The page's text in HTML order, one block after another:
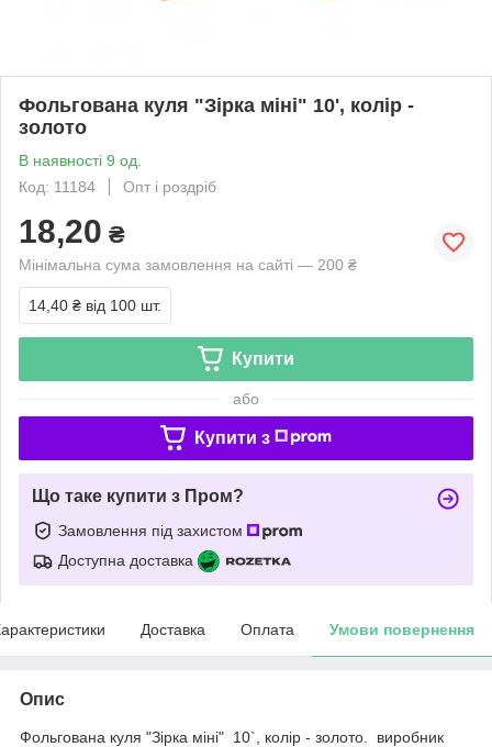
Фольгована куля "Зірка міні" 10', колір -
золото
В наявності 9 од.
Код: 11184
Опт і роздріб
18,20 ₴
Мінімальна сума замовлення на сайті — 200 ₴
14,40 ₴ від 100 шт.
Купити
або
Купити з
Що таке купити з Пром?
Замовлення під захистом
Доступна доставка
Доставка Оплата Умови повернення
Опис
Фольгована куля "Зірка міні" 10`, колір - золото. виробник